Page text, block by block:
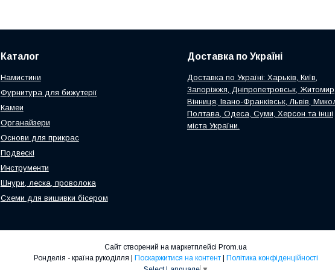
Каталог
Намистини
Фурнитура для бижутерії
Камеи
Органайзери
Основи для прикрас
Подвескі
Инструменти
Шнури, леска, проволока
Схеми для вишивки бісером
Доставка по Україні
Доставка по Україні: Харьків, Київ,
Запоріжжя, Дніпропетровськ, Житомир,
Вінниця, Івано-Франківськ, Львів,
Полтава, Одеса, Суми, Херсон та інші
міста України.
Сайт створений на маркетплейсі Prom.ua
Поскаржитися на контент
Політика конфіденційності